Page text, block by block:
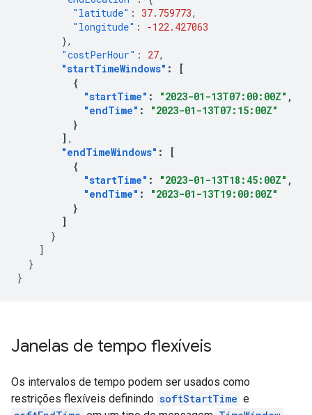
"latitude" : 37.759773,
"longitude" :
-122.427063
},
"costPerHour" : 27,
"startTimeWindows" :
[
{
"startTime" : "2023-01-13T07:00:00Z" ,
"endTime" :
"2023-01-13T07:15:00Z"
}
]
"endTimeWindows" :
[
{
"startTime" : "2023-01-13T18:45:00Z" ,
"endTime" :
"2023-01-13T19:00:00Z"
}
]
}
]
}
}
Janelas de tempo flexíveis
Os intervalos de tempo podem ser usados como
restrições flexíveis definindo softStartTime e